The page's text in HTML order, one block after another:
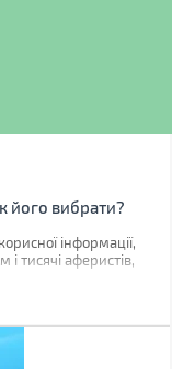
його вибрати?
інформації,
тисячі аферистів,
важливий аспект
і технологій, про
цій статті.